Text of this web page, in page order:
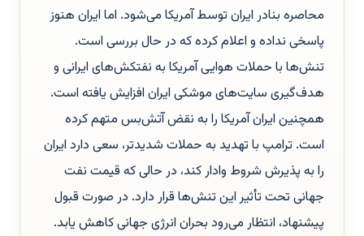
محاصره بنادر ایران توسط آمریکا می‌شود. اما ایران هنوز
پاسخی نداده و اعلام کرده که در حال بررسی است.
تنش‌ها با حملات هوایی آمریکا به نفتکش‌های ایرانی و
هدف‌گیری سایت‌های موشکی ایران افزایش یافته است.
همچنین ایران آمریکا را به نقض آتش‌بس متهم کرده
است. ترامپ با تهدید به حملات شدیدتر، سعی دارد ایران
را به پذیرش شروط وادار کند، در حالی که قیمت نفت
جهانی تحت تأثیر این تنش‌ها قرار دارد. در صورت قبول
پیشنهاد، انتظار می‌رود بحران انرژی جهانی کاهش یابد.